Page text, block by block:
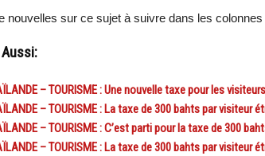
nouvelles sur ce sujet à suivre dans les
– TOURISME : Une nouvelle taxe pour les
– TOURISME : La taxe de 300 bahts par visiteur
– TOURISME : C’est parti pour la taxe de 300
– TOURISME : La taxe de 300 bahts par visiteur